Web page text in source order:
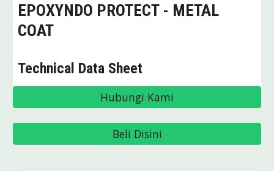
EPOXYNDO PROTECT - METAL
COAT
Technical Data Sheet
Hubungi Kami
Beli Disini